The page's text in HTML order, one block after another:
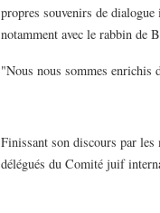
propres souvenirs de
notamment avec le rabbin de
"Nous nous sommes enrichis
Finissant son discours par
délégués du Comité juif